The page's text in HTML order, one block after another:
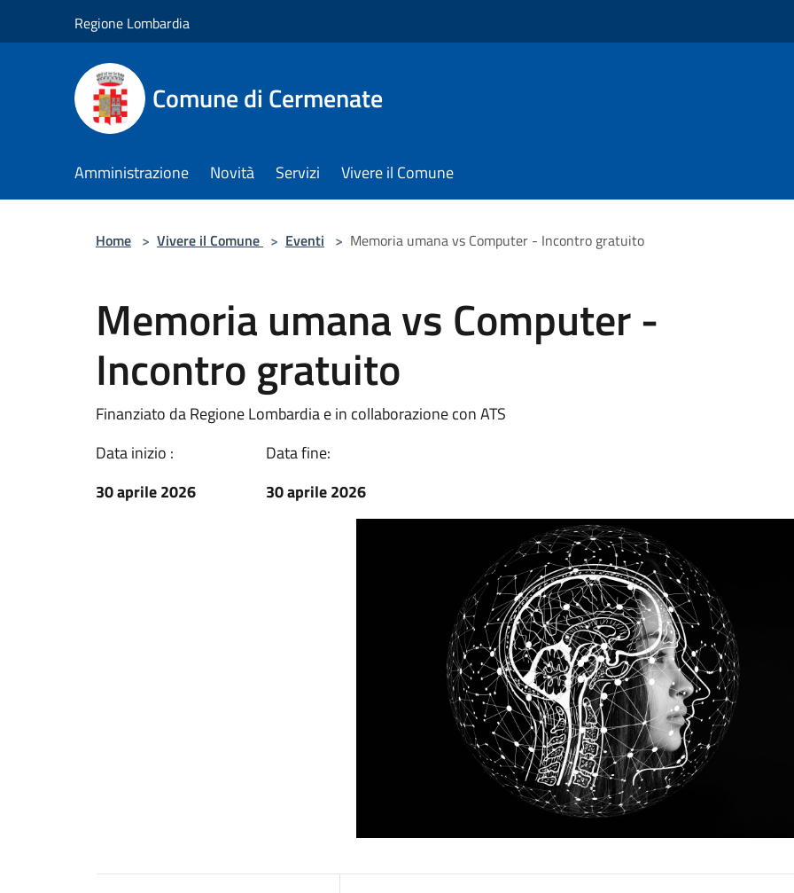
Regione Lombardia
Comune di Cermenate
Amministrazione Novità Servizi Vivere il Comune
Home > Vivere il Comune > Eventi > Memoria umana vs Computer - Incontro gratuito
Memoria umana vs Computer -
Incontro gratuito
Finanziato da Regione Lombardia e in collaborazione con ATS
Data inizio :
30 aprile 2026
Data fine:
30 aprile 2026